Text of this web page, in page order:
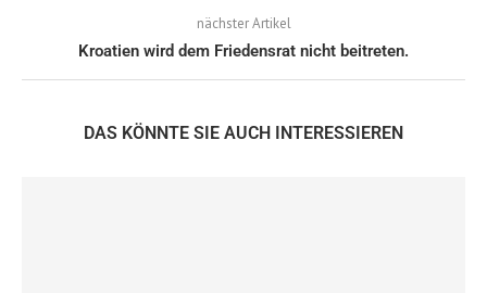
nächster Artikel
Kroatien wird dem Friedensrat nicht beitreten.
DAS KÖNNTE SIE AUCH INTERESSIEREN